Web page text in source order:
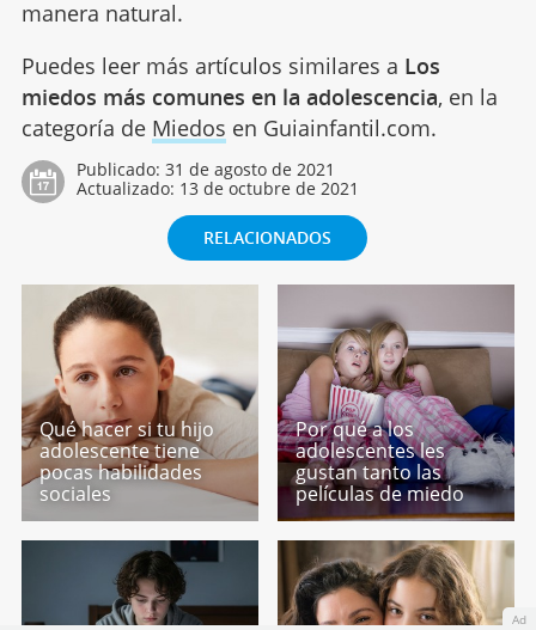
manera natural.
Puedes leer más artículos similares a Los
miedos más comunes en la adolescencia, en la
categoría de Miedos en Guiainfantil.com.
Publicado: 31 de agosto de 2021
Actualizado: 13 de octubre de 2021
RELACIONADOS
Qué hacer si tu hijo
adolescente tiene
pocas habilidades
sociales
Por qué a los
adolescentes les
gustan tanto las
películas de miedo
Ad